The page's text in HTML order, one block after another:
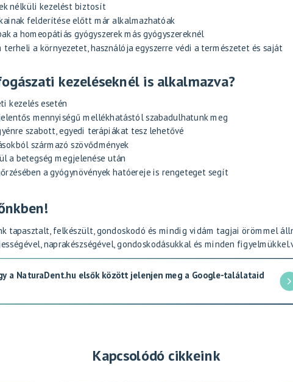
nélküli kezelést biztosít
felderítése előtt már alkalmazhatóak
a homeopátiás gyógyszerek más gyógyszereknél
terheli a környezetet, használója egyszerre védi a természetet és saját
kezeléseknél is alkalmazva?
kezelés esetén
mennyiségű mellékhatástól szabadulhatunk meg
szabott, egyedi terápiákat tesz lehetővé
származó szövődmények
a betegség megjelenése után
a gyógynövények hatóereje is rengeteget segít
tapasztalt, felkészült, gondoskodó és mindig vidám tagjai örömmel
naprakészségével, gondoskodásukkal és minden
a NaturaDent.hu elsők között jelenjen meg a Google-találataid
Kapcsolódó cikkeink